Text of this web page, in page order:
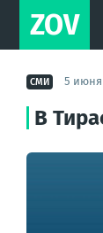
ZOV
СМИ 5 июня
В